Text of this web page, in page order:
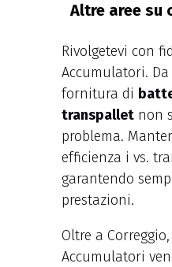
Altre aree su
Rivolgetevi con
Accumulatori.
fornitura di
transpallet non
problema.
efficienza i vs.
garantendo
prestazioni.
Oltre a
Accumulatori